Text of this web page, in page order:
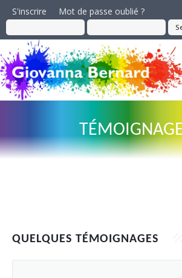
S'inscrire Mot de passe oublié ?
Contact
BLOG
BOUTIQUE
QUELQUES TÉMOIGNAGES